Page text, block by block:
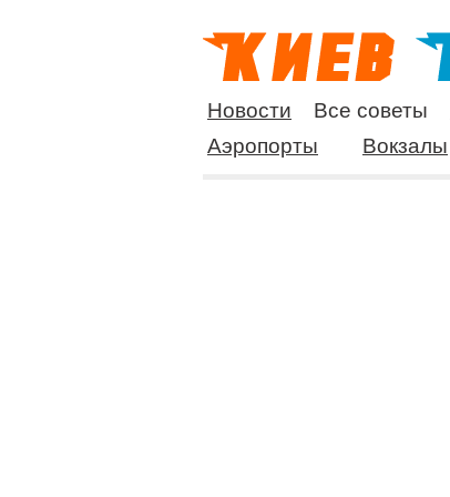
Новости Все советы
Аэропорты
Вокзалы